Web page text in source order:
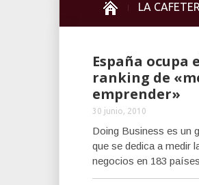
LA
España ocupa
ranking de
emprender»
30 junio, 2010
Doing Business es un
que se dedica a medir
negocios en 183